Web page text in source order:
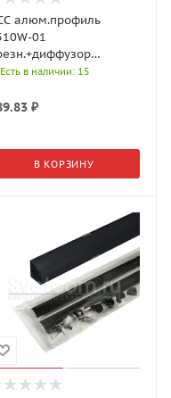
алюм.профиль
01
2+2 загл., L=2м,
Есть в наличии: 15
₽
В КОРЗИНУ